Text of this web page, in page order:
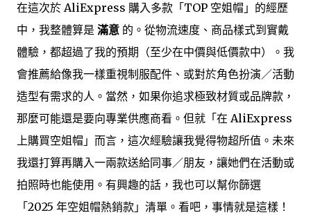
在這次於 AliExpress 購入多款「TOP 空姐帽」的經歷
中，我整體算是 滿意 的。從物流速度、商品樣式到實戴
體驗，都超過了我的預期（至少在中價與低價款中）。我
會推薦給像我一樣重視制服配件、或對於角色扮演／活動
造型有需求的人。當然，如果你追求極致材質或品牌款，
那麼可能還是要向專業供應商看。但就「在 AliExpress
上購買空姐帽」而言，這次經驗讓我覺得物超所值。未來
我還打算再購入一兩款送給同事／朋友，讓她們在活動或
拍照時也能使用。有興趣的話，我也可以幫你篩選
「2025 年空姐帽熱銷款」清單。看吧，事情就是這樣！